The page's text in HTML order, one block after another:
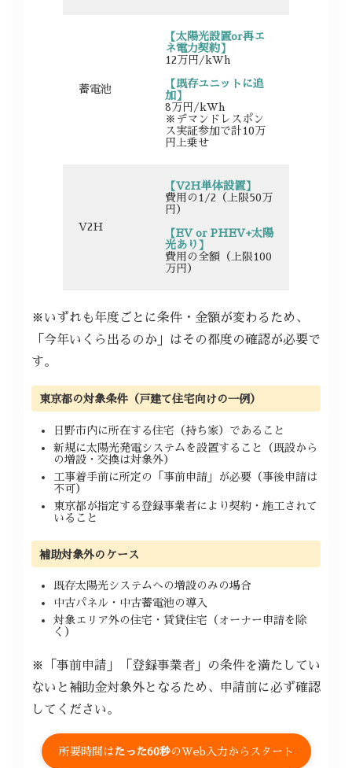
蓄電池
【太陽光設置or再エ
ネ電力契約】
12万円/kWh
【既存ユニットに追
加】
8万円/kWh
※デマンドレスポン
ス実証参加で計10万
円上乗せ
V2H
【V2H単体設置】
費用の1/2（上限50万
円）
【EV or PHEV+太陽
光あり】
費用の全額（上限100
万円）
※いずれも年度ごとに条件・金額が変わるため、
「今年いくら出るのか」はその都度の確認が必要で
す。
東京都の対象条件（戸建て住宅向けの一例）
日野市内に所在する住宅（持ち家）であること
新規に太陽光発電システムを設置すること（既設から
の増設・交換は対象外）
工事着手前に所定の「事前申請」が必要（事後申請は
不可）
東京都が指定する登録事業者により契約・施工されて
いること
補助対象外のケース
既存太陽光システムへの増設のみの場合
中古パネル・中古蓄電池の導入
対象エリア外の住宅・賃貸住宅（オーナー申請を除
く）
※「事前申請」「登録事業者」の条件を満たしてい
ないと補助金対象外となるため、申請前に必ず確認
してください。
所要時間は たった60秒のWeb入力からスタート